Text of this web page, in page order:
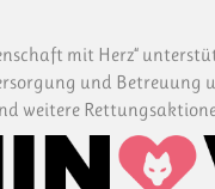
mit Herz“
und Betreuung
weitere